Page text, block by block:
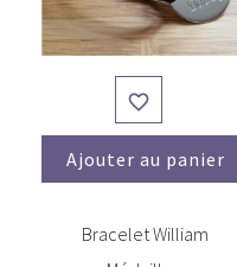

Ajouter au panier
Bracelet William